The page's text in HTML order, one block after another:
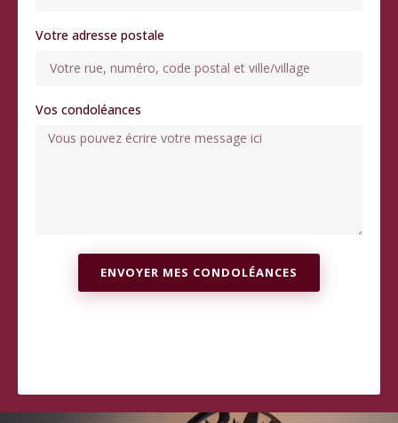
Votre adresse postale
Vos condoléances
ENVOYER MES CONDOLÉANCES